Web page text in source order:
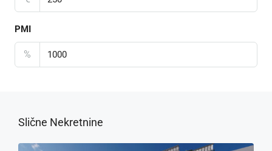
PMI
%
Slične Nekretnine